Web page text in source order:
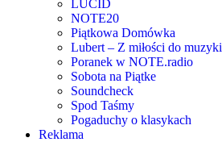
LUCID
NOTE20
Piątkowa Domówka
Lubert – Z miłości do muzyki
Poranek w NOTE.radio
Sobota na Piątke
Soundcheck
Spod Taśmy
Pogaduchy o klasykach
Reklama